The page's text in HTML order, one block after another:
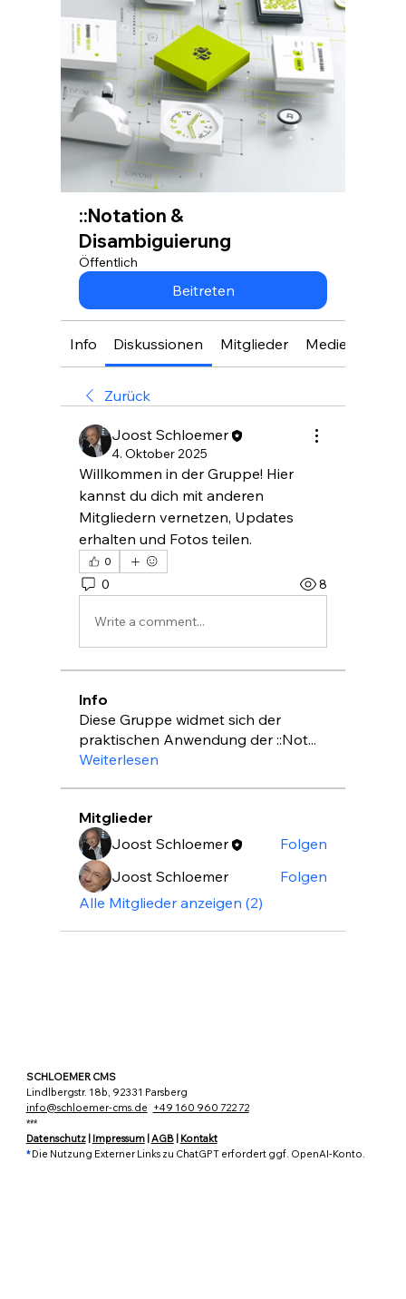
::Notation &
Disambiguierung
Öffentlich
Beitreten
Info Diskussionen Mitglieder Medien
Zurück
Joost Schloemer
4. Oktober 2025
Willkommen in der Gruppe! Hier
kannst du dich mit anderen
Mitgliedern vernetzen, Updates
erhalten und Fotos teilen.
0
0 8
Write a comment...
Info
Diese Gruppe widmet sich der
praktischen Anwendung der ::Not...
Weiterlesen
Mitglieder
Joost Schloemer
Folgen
Joost Schloemer
Folgen
Alle Mitglieder anzeigen (2)
SCHLOEMER CMS
Lindlbergstr. 18b, 92331 Parsberg
info@schloemer-cms.de +49 160 960 722 72
***
Datenschutz| Impressum| AGB| Kontakt
*Die Nutzung Externer Links zu ChatGPT erfordert ggf. OpenAI-Konto.